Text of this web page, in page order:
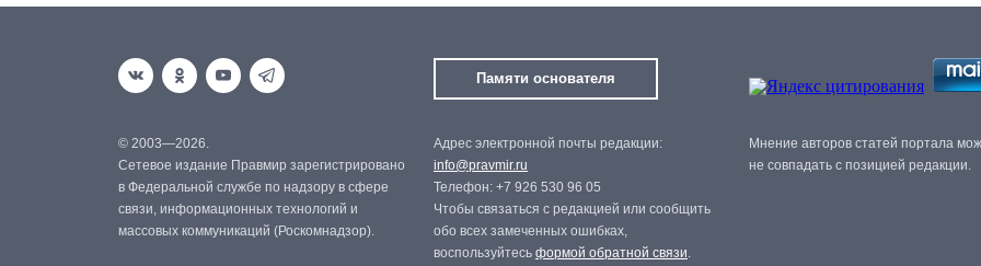
Памяти основателя
© 2003—2026.
Сетевое издание Правмир зарегистрировано
в Федеральной службе по надзору в сфере
связи, информационных технологий и
массовых коммуникаций (Роскомнадзор).
Адрес электронной почты редакции:
info@pravmir.ru
Телефон: +7 926 530 96 05
Чтобы связаться с редакцией или сообщить
обо всех замеченных ошибках,
воспользуйтесь формой обратной связи.
Мнение авторов статей портала
не совпадать с позицией редакции.